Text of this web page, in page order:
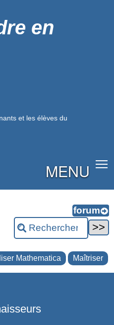
en
et les élèves du
MENU
Mathematica Maîtriser